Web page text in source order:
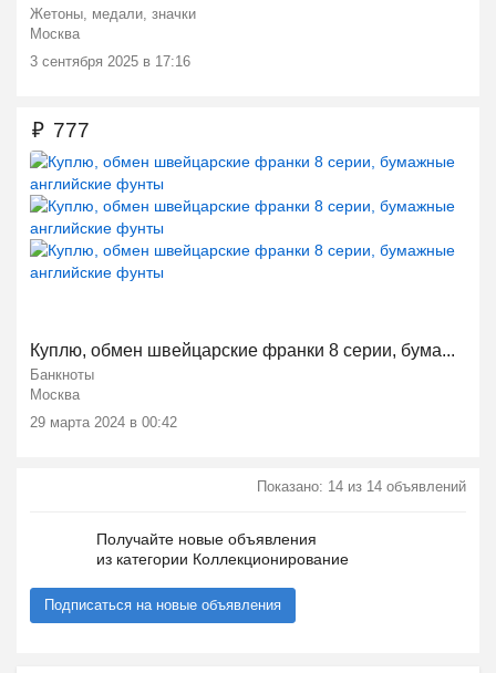
Жетоны, медали, значки
Москва
3 сентября 2025 в 17:16
Куплю, обмен швейцарские франки 8 серии, бума...
Банкноты
Москва
29 марта 2024 в 00:42
₽ 777
Показано: 14 из 14 объявлений
Получайте новые объявления
из категории Коллекционирование
Подписаться на новые объявления